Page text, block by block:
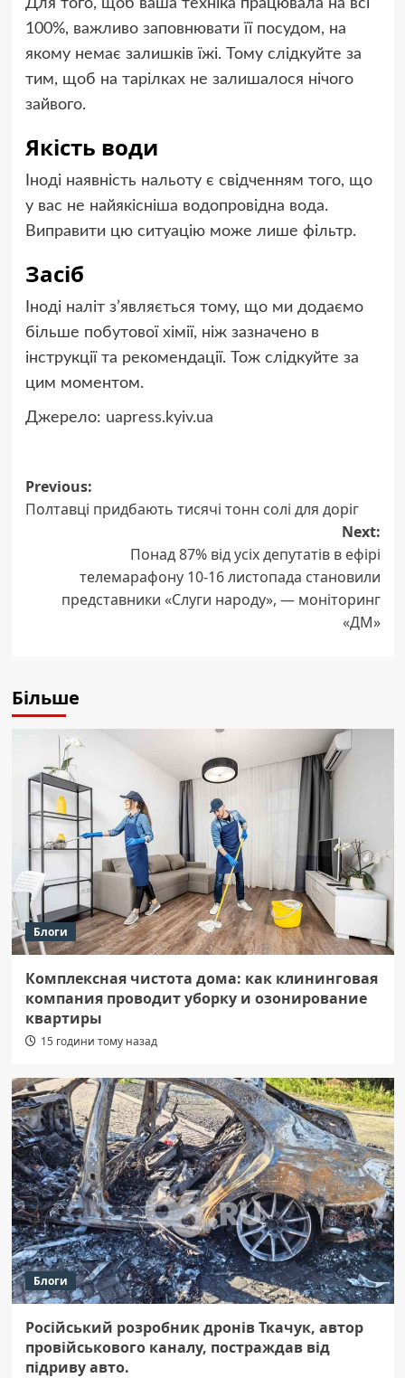
Для того, щоб ваша техніка працювала на всі
100%, важливо заповнювати її посудом, на
якому немає залишків їжі. Тому слідкуйте за
тим, щоб на тарілках не залишалося нічого
зайвого.
Якість води
Іноді наявність нальоту є свідченням того, що
у вас не найякісніша водопровідна вода.
Виправити цю ситуацію може лише фільтр.
Засіб
Іноді наліт з’являється тому, що ми додаємо
більше побутової хімії, ніж зазначено в
інструкції та рекомендації. Тож слідкуйте за
цим моментом.
Джерело: uapress.kyiv.ua
Post
navigation
Previous:
Полтавці придбають тисячі тонн солі для доріг
Next:
Понад 87% від усіх депутатів в ефірі
телемарафону 10-16 листопада становили
представники «Слуги народу», — моніторинг
«ДМ»
Більше
Блоги
Комплексная чистота дома: как клининговая
компания проводит уборку и озонирование
квартиры
15 години тому назад
Блоги
Російський розробник дронів Ткачук, автор
провійськового каналу, постраждав від
підриву авто.